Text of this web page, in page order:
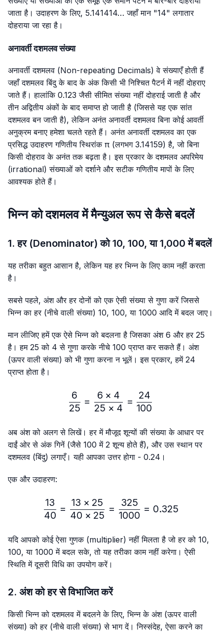
जाता है। उदाहरण के लिए, 5.141414… जहाँ मान "14" लगातार
दोहराया जा रहा है।
अनावर्ती दशमलव संख्या
अनावर्ती दशमलव (Non-repeating Decimals) वे संख्याएँ होती हैं
जहाँ दशमलव बिंदु के बाद के अंक किसी भी निश्चित पैटर्न में नहीं दोहराए
जाते हैं। हालांकि 0.123 जैसी सीमित संख्या नहीं दोहराई जाती है और
तीन अद्वितीय अंकों के बाद समाप्त हो जाती है (जिससे यह एक सांत
दशमलव बन जाती है), लेकिन अनंत अनावर्ती दशमलव बिना कोई आवर्ती
अनुक्रम बनाए हमेशा चलते रहते हैं। अनंत अनावर्ती दशमलव का एक
प्रसिद्ध उदाहरण गणितीय स्थिरांक π (लगभग 3.14159) है, जो बिना
किसी दोहराव के अनंत तक बढ़ता है। इस प्रकार के दशमलव अपरिमेय
(irrational) संख्याओं को दर्शाने और सटीक गणितीय मापों के लिए
आवश्यक होते हैं।
भिन्न को दशमलव में मैन्युअल रूप से कैसे बदलें
1. हर (Denominator) को 10, 100, या 1,000 में बदलें
यह तरीका बहुत आसान है, लेकिन यह हर भिन्न के लिए काम नहीं करता
है।
सबसे पहले, अंश और हर दोनों को एक ऐसी संख्या से गुणा करें जिससे
भिन्न का हर (नीचे वाली संख्या) 10, 100, या 1000 आदि में बदल जाए।
मान लीजिए हमें एक ऐसे भिन्न को बदलना है जिसका अंश 6 और हर 25
है। हम 25 को 4 से गुणा करके नीचे 100 प्राप्त कर सकते हैं। अंश
(ऊपर वाली संख्या) को भी गुणा करना न भूलें। इस प्रकार, हमें 24
प्राप्त होता है।
\frac{6}{25}=\frac{6 ×
25
6
=
25 × 4
6 × 4
=
100
24
अब अंश को अलग से लिखें। हर में मौजूद शून्यों की संख्या के आधार पर
दाईं ओर से अंक गिनें (जैसे 100 में 2 शून्य होते हैं), और उस स्थान पर
दशमलव (बिंदु) लगाएँ। यही आपका उत्तर होगा - 0.24।
एक और उदाहरण:
\frac{13}{40}=\frac{13
40
13
=
40 × 25
13 × 25
=
1000
325
= 0.325
यदि आपको कोई ऐसा गुणक (multiplier) नहीं मिलता है जो हर को 10,
100, या 1000 में बदल सके, तो यह तरीका काम नहीं करेगा। ऐसी
स्थिति में दूसरी विधि का उपयोग करें।
2. अंश को हर से विभाजित करें
किसी भिन्न को दशमलव में बदलने के लिए, भिन्न के अंश (ऊपर वाली
संख्या) को हर (नीचे वाली संख्या) से भाग दें। निस्संदेह, ऐसा करने का